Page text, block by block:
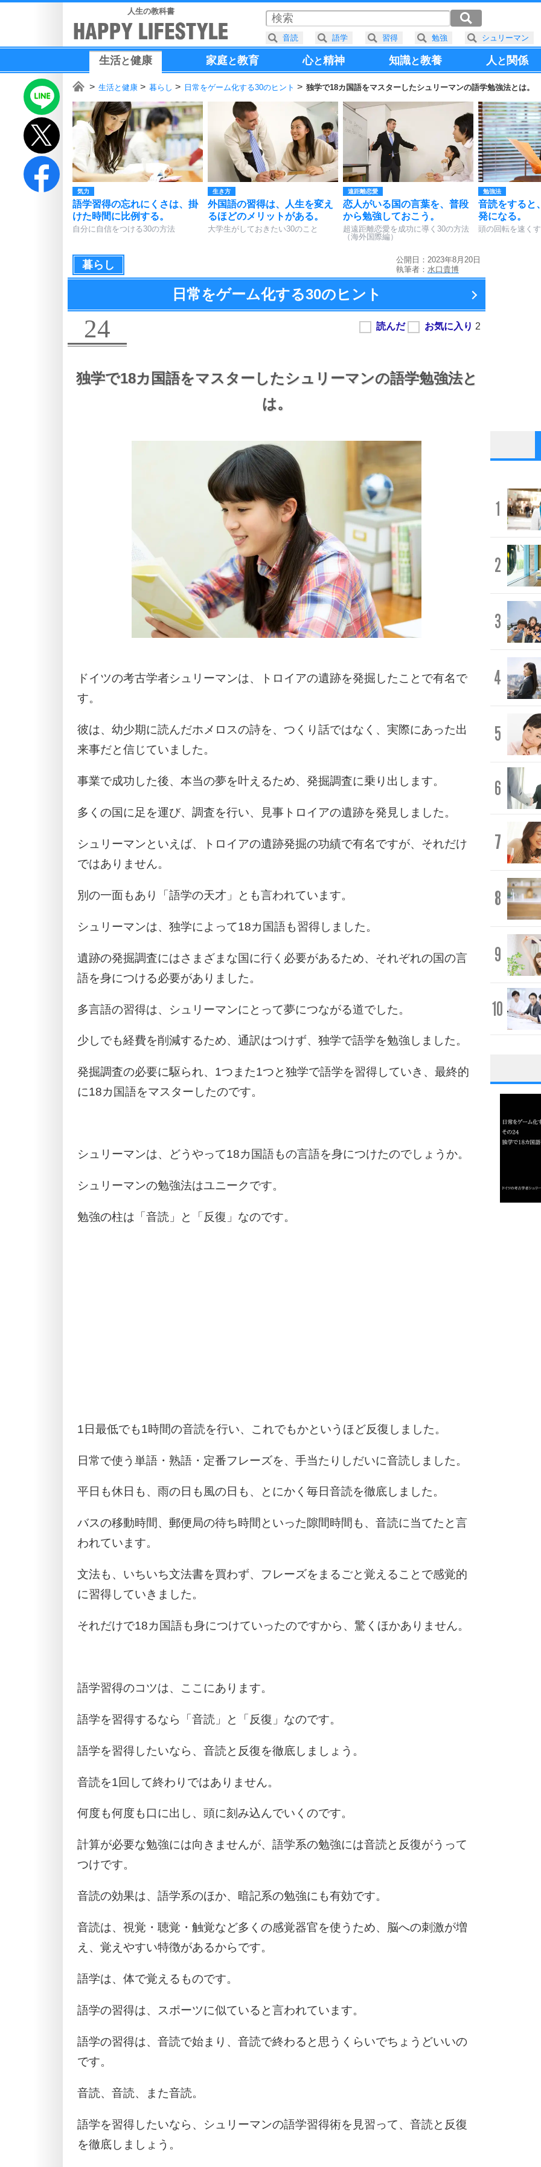
人生の教科書
生活と健康 家庭と教育 心と精神 知識と教養 人と 関係
生活と健康 暮らし 日常をゲーム化する30のヒント 独学で18カ国語をマスターしたシュリーマンの語学勉強法とは。
気力
語学習得の忘れにくさは、掛
けた時間に比例する。
自分に自信をつける30の方法
生き方
外国語の習得は、人生を変え
るほどのメリットがある。
大学生がしておきたい30のこと
遠距離恋愛
恋人がいる国の言葉を、普段
から勉強しておこう。
超遠距離恋愛を成功に導く30の方法
（海外国際編）
勉強法
音読をすると
発になる。
頭の回転を速く
暮らし
公開日：2023年8月20日
執筆者： 水口貴博
日常をゲーム化する30のヒント
24
独学で18カ国語をマスターしたシュリーマンの語学勉強法と
は。
ドイツの考古学者シュリーマンは、トロイアの遺跡を発掘したことで有名で
す。
彼は、幼少期に読んだホメロスの詩を、つくり話ではなく、実際にあった出
来事だと信じていました。
事業で成功した後、本当の夢を叶えるため、発掘調査に乗り出します。
多くの国に足を運び、調査を行い、見事トロイアの遺跡を発見しました。
シュリーマンといえば、トロイアの遺跡発掘の功績で有名ですが、それだけ
ではありません。
別の一面もあり「語学の天才」とも言われています。
シュリーマンは、独学によって18カ国語も習得しました。
遺跡の発掘調査にはさまざまな国に行く必要があるため、それぞれの国の言
語を身につける必要がありました。
多言語の習得は、シュリーマンにとって夢につながる道でした。
少しでも経費を削減するため、通訳はつけず、独学で語学を勉強しました。
発掘調査の必要に駆られ、1つまた1つと独学で語学を習得していき、最終的
に18カ国語をマスターしたのです。
シュリーマンは、どうやって18カ国語もの言語を身につけたのでしょうか。
シュリーマンの勉強法はユニークです。
勉強の柱は「音読」と「反復」なのです。
1日最低でも1時間の音読を行い、これでもかというほど反復しました。
日常で使う単語・熟語・定番フレーズを、手当たりしだいに音読しました。
平日も休日も、雨の日も風の日も、とにかく毎日音読を徹底しました。
バスの移動時間、郵便局の待ち時間といった隙間時間も、音読に当てたと言
われています。
文法も、いちいち文法書を買わず、フレーズをまるごと覚えることで感覚的
に習得していきました。
それだけで18カ国語も身につけていったのですから、驚くほかありません。
語学習得のコツは、ここにあります。
語学を習得するなら「音読」と「反復」なのです。
語学を習得したいなら、音読と反復を徹底しましょう。
音読を1回して終わりではありません。
何度も何度も口に出し、頭に刻み込んでいくのです。
計算が必要な勉強には向きませんが、語学系の勉強には音読と反復がうって
つけです。
音読の効果は、語学系のほか、暗記系の勉強にも有効です。
音読は、視覚・聴覚・触覚など多くの感覚器官を使うため、脳への刺激が増
え、覚えやすい特徴があるからです。
語学は、体で覚えるものです。
語学の習得は、スポーツに似ていると言われています。
語学の習得は、音読で始まり、音読で終わると思うくらいでちょうどいいの
です。
音読、音読、また音読。
語学を習得したいなら、シュリーマンの語学習得術を見習って、音読と反復
を徹底しましょう。
1
2
3
4
5
6
7
8
9
10
1
3
音読 語学 習得 勉強 シュリーマン